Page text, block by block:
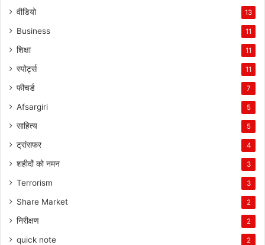
वीडियो 13
Business 11
शिक्षा 11
स्पोर्ट्स 11
फीचर्ड 7
Afsargiri 5
साहित्य 5
ट्रांसफर 4
शहीदों को नमन 3
Terrorism 3
Share Market 2
निरीक्षण 2
quick note 2